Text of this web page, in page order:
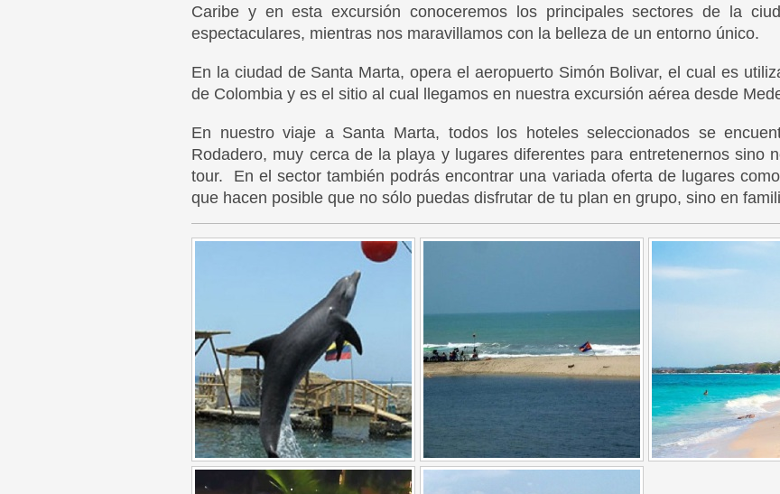
Caribe y en esta excursión conoceremos los principales sectores de la
espectaculares, mientras nos maravillamos con la belleza de un entorno único.
En la ciudad de Santa Marta, opera el aeropuerto Simón Bolivar, el cual es
de Colombia y es el sitio al cual llegamos en nuestra excursión aérea desde
En nuestro viaje a Santa Marta, todos los hoteles seleccionados se
Rodadero, muy cerca de la playa y lugares diferentes para entretenernos sino
tour. En el sector también podrás encontrar una variada oferta de lugares
que hacen posible que no sólo puedas disfrutar de tu plan en grupo, sino en